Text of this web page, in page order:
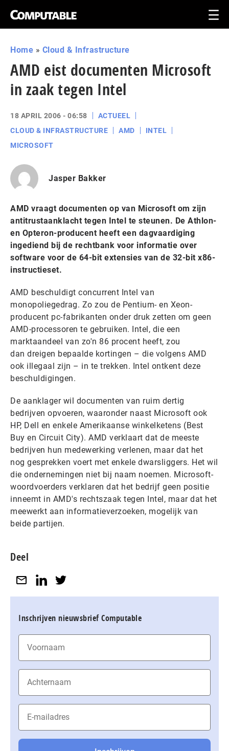
Home » Cloud & Infrastructure
AMD eist documenten Microsoft
in zaak tegen Intel
18 APRIL 2006 - 06:58
ACTUEEL
CLOUD & INFRASTRUCTURE
AMD
INTEL
MICROSOFT
Jasper Bakker
AMD vraagt documenten op van Microsoft om zijn
antitrustaanklacht tegen Intel te steunen. De Athlon-
en Opteron-producent heeft een dagvaardiging
ingediend bij de rechtbank voor informatie over
software voor de 64-bit extensies van de 32-bit x86-
instructieset.
AMD beschuldigt concurrent Intel van
monopoliegedrag. Zo zou de Pentium- en Xeon-
producent pc-fabrikanten onder druk zetten om geen
AMD-processoren te gebruiken. Intel, die een
marktaandeel van zo'n 86 procent heeft, zou
dan dreigen bepaalde kortingen – die volgens AMD
ook illegaal zijn – in te trekken. Intel ontkent deze
beschuldigingen.
De aanklager wil documenten van ruim dertig
bedrijven opvoeren, waaronder naast Microsoft ook
HP, Dell en enkele Amerikaanse winkelketens (Best
Buy en Circuit City). AMD verklaart dat de meeste
bedrijven hun medewerking verlenen, maar dat het
nog gesprekken voert met enkele dwarsliggers. Het wil
die ondernemingen niet bij naam noemen. Microsoft-
woordvoerders verklaren dat het bedrijf geen positie
inneemt in AMD's rechtszaak tegen Intel, maar dat het
meewerkt aan informatieverzoeken, mogelijk van
beide partijen.
Deel
Inschrijven nieuwsbrief Computable